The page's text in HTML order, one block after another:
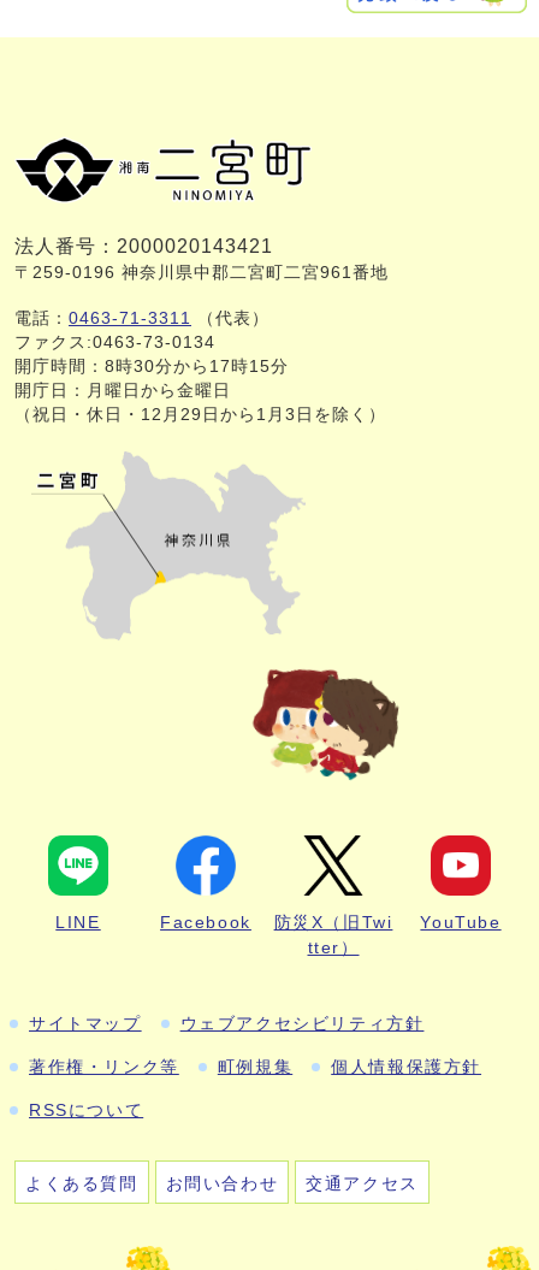
法人番号：2000020143421
〒259-0196 神奈川県中郡二宮町二宮961番地
電話： 0463-71-3311
（代表）
ファクス:0463-73-0134
開庁時間：8時30分から17時15分
開庁日：月曜日から金曜日
（祝日・休日・12月29日から1月3日を除く）
LINE Facebook
防災X（旧Twi
tter）
YouTube
サイトマップ ウェブアクセシビリティ方針
著作権・リンク等 町例規集 個人情報保護方針
RSSについて
よくある質問 お問い合わせ 交通アクセス